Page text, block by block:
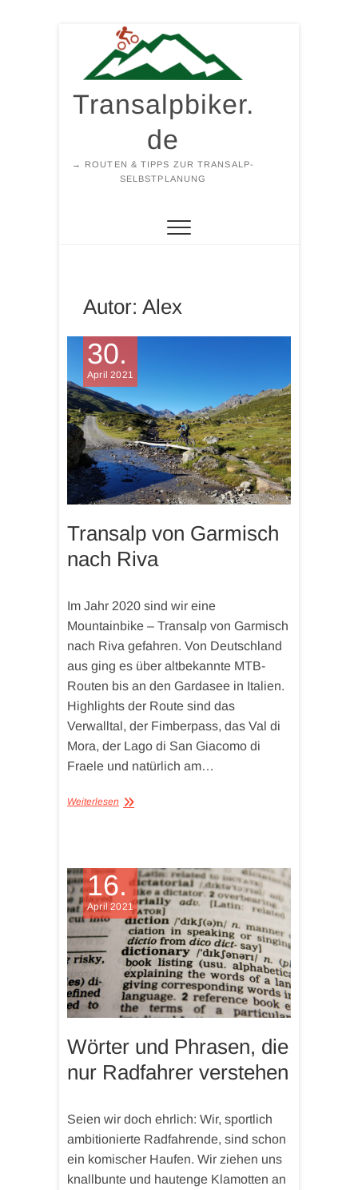
springen
Transalpbiker.
de
→ ROUTEN & TIPPS ZUR TRANSALP-
SELBSTPLANUNG
Autor: Alex
30.
April 2021
Transalp von Garmisch
nach Riva
Im Jahr 2020 sind wir eine
Mountainbike – Transalp von Garmisch
nach Riva gefahren. Von Deutschland
aus ging es über altbekannte MTB-
Routen bis an den Gardasee in Italien.
Highlights der Route sind das
Verwalltal, der Fimberpass, das Val di
Mora, der Lago di San Giacomo di
Fraele und natürlich am…
Weiterlesen
16.
April 2021
Wörter und Phrasen, die
nur Radfahrer verstehen
Seien wir doch ehrlich: Wir, sportlich
ambitionierte Radfahrende, sind schon
ein komischer Haufen. Wir ziehen uns
knallbunte und hautenge Klamotten an